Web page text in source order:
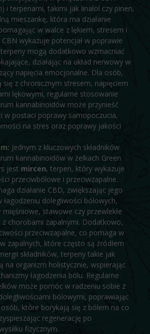
i terpenami, takimi jak linalol czy pinen,
mieszankę, która ma działanie
w walce z lękiem, stresem i
CBN wykazuje potencjał w poprawie
mogą dodatkowo wzmacniać
działając na układ nerwowy w
napięcia emocjonalne. Dla osób,
się z chronicznym stresem, napięciem
lękowymi, regularne stosowanie
kannabinoidów może przynieść
w postaci poprawy samopoczucia,
na stres oraz poprawy jakości
Jednym z kluczowych składników
kannabinoidów w żelkach Green
jest mircen, terpen, który wykazuje
przeciwbólowe i przeciwzapalne.
działanie CBD, zwiększając jego
łagodzeniu dolegliwości bólowych,
stawowe czy przewlekłe
z chorobami zapalnymi. Dodatkowo,
przeciwzapalne, co pomaga w
zapalnych, które często są źródłem
składników, terpeny takie jak
na organizm holistycznie, wspierając
łagodzenia bólu. Regularne
może pomóc w radzeniu sobie z
bólowymi, poprawiając
które borykają się z bólem na co
regenerację po
fizycznym.